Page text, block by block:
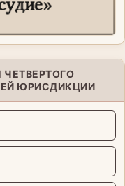
ЮРИСДИКЦИИ